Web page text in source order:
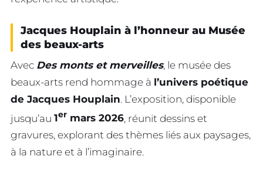
Jacques Houplain à l’honneur au Musée
des beaux-arts
Avec Des monts et merveilles, le musée des
beaux-arts rend hommage à l’univers poétique
de Jacques Houplain. L’exposition, disponible
jusqu’au 1er mars 2026, réunit dessins et
gravures, explorant des thèmes liés aux paysages,
à la nature et à l’imaginaire.